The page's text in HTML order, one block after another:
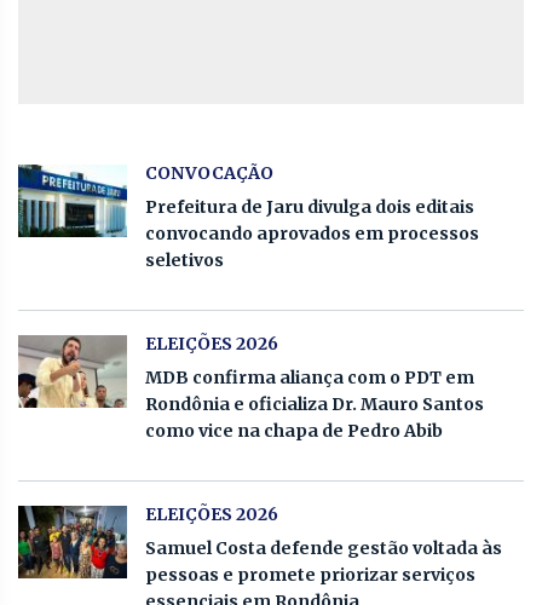
CONVOCAÇÃO
Prefeitura de Jaru divulga dois editais
convocando aprovados em processos
seletivos
ELEIÇÕES 2026
MDB confirma aliança com o PDT em
Rondônia e oficializa Dr. Mauro Santos
como vice na chapa de Pedro Abib
ELEIÇÕES 2026
Samuel Costa defende gestão voltada às
pessoas e promete priorizar serviços